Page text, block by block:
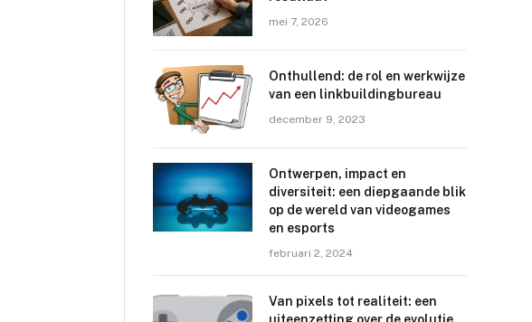
mei 7, 2026
Onthullend: de rol en werkwijze
van een linkbuildingbureau
december 9, 2023
Ontwerpen, impact en
diversiteit: een diepgaande blik
op de wereld van videogames
en esports
februari 2, 2024
Van pixels tot realiteit: een